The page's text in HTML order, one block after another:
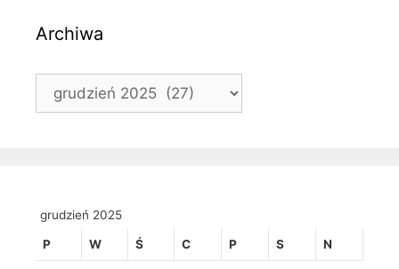
Archiwa
Archiwa
grudzień 2025
P W Ś C P S N